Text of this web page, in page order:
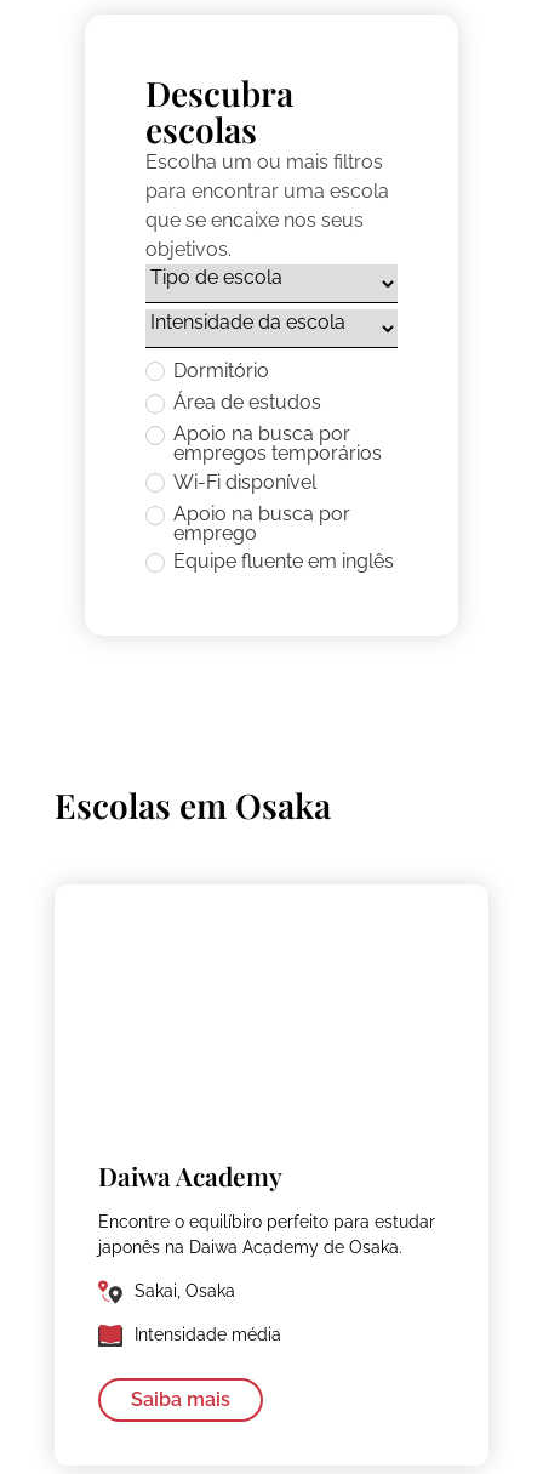
Descubra
escolas
Escolha um ou mais filtros
para encontrar uma escola
que se encaixe nos seus
objetivos.
Dormitório
Área de estudos
Apoio na busca por
empregos temporários
Wi-Fi disponível
Apoio na busca por
emprego
Equipe fluente em inglês
Escolas em Osaka
Daiwa Academy
Encontre o equilíbiro perfeito para estudar
japonês na Daiwa Academy de Osaka.
Sakai, Osaka
Intensidade média
Saiba mais